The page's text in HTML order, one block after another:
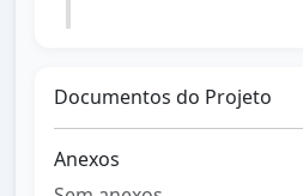
Documentos do Projeto
Anexos